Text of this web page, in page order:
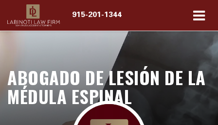
915-201-1344
ABOGADO DE LESIÓN DE LA
MÉDULA ESPINAL